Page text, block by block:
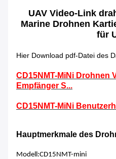
UAV Video-Link
Marine Drohnen
für
Hier Download pdf-Datei des
CD15NMT-MiNi Drohnen
Empfänger S...
CD15NMT-MiNi
Hauptmerkmale des
Modell:CD15NMT-mini